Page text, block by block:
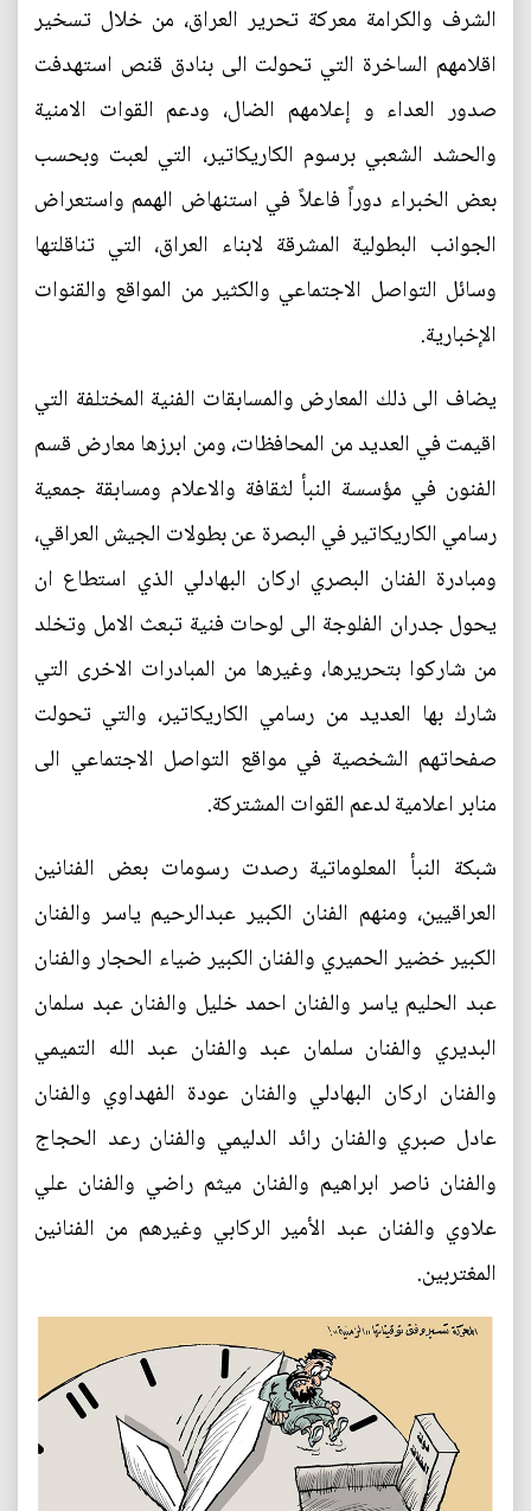
الشرف والكرامة معركة تحرير العراق، من خلال تسخير
اقلامهم الساخرة التي تحولت الى بنادق قنص استهدفت
صدور العداء و إعلامهم الضال، ودعم القوات الامنية
والحشد الشعبي برسوم الكاريكاتير، التي لعبت وبحسب
بعض الخبراء دوراً فاعلاً في استنهاض الهمم واستعراض
الجوانب البطولية المشرقة لابناء العراق، التي تناقلتها
وسائل التواصل الاجتماعي والكثير من المواقع والقنوات
الإخبارية.
يضاف الى ذلك المعارض والمسابقات الفنية المختلفة التي
اقيمت في العديد من المحافظات، ومن ابرزها معارض قسم
الفنون في مؤسسة النبأ لثقافة والاعلام ومسابقة جمعية
رسامي الكاريكاتير في البصرة عن بطولات الجيش العراقي،
ومبادرة الفنان البصري اركان البهادلي الذي استطاع ان
يحول جدران الفلوجة الى لوحات فنية تبعث الامل وتخلد
من شاركوا بتحريرها، وغيرها من المبادرات الاخرى التي
شارك بها العديد من رسامي الكاريكاتير، والتي تحولت
صفحاتهم الشخصية في مواقع التواصل الاجتماعي الى
منابر اعلامية لدعم القوات المشتركة.
شبكة النبأ المعلوماتية رصدت رسومات بعض الفنانين
العراقيين، ومنهم الفنان الكبير عبدالرحيم ياسر والفنان
الكبير خضير الحميري والفنان الكبير ضياء الحجار والفنان
عبد الحليم ياسر والفنان احمد خليل والفنان عبد سلمان
البديري والفنان سلمان عبد والفنان عبد الله التميمي
والفنان اركان البهادلي والفنان عودة الفهداوي والفنان
عادل صبري والفنان رائد الدليمي والفنان رعد الحجاج
والفنان ناصر ابراهيم والفنان ميثم راضي والفنان علي
علاوي والفنان عبد الأمير الركابي وغيرهم من الفنانين
المغتربين.